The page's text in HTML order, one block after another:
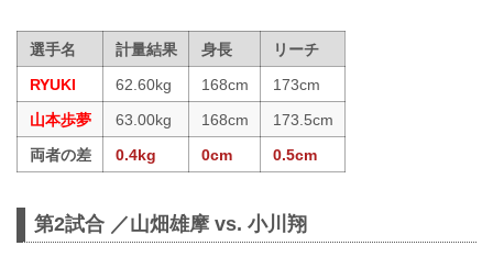
選手名 計量結果 身長
リーチ
RYUKI
62.60kg 168cm
173cm
山本歩夢
63.00kg 168cm
173.5cm
両者の差
0.4kg 0cm 0.5cm
第2試合 ／山畑雄摩 vs. 小川翔